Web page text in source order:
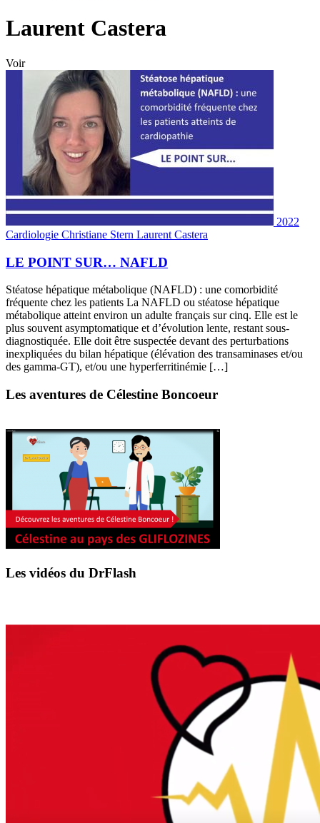
Laurent Castera
Voir
2022
Cardiologie Christiane Stern Laurent Castera
LE POINT SUR… NAFLD
Stéatose hépatique métabolique (NAFLD) : une comorbidité
fréquente chez les patients La NAFLD ou stéatose hépatique
métabolique atteint environ un adulte français sur cinq. Elle est le
plus souvent asymptomatique et d’évolution lente, restant sous-
diagnostiquée. Elle doit être suspectée devant des perturbations
inexpliquées du bilan hépatique (élévation des transaminases et/ou
des gamma-GT), et/ou une hyperferritinémie […]
Les aventures de Célestine Boncoeur
Les vidéos du DrFlash